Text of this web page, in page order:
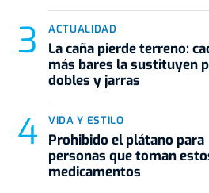
ACTUALIDAD
La caña pierde terreno:
más bares la sustituyen
dobles y jarras
VIDA Y ESTILO
Prohibido el plátano para
personas que toman
medicamentos